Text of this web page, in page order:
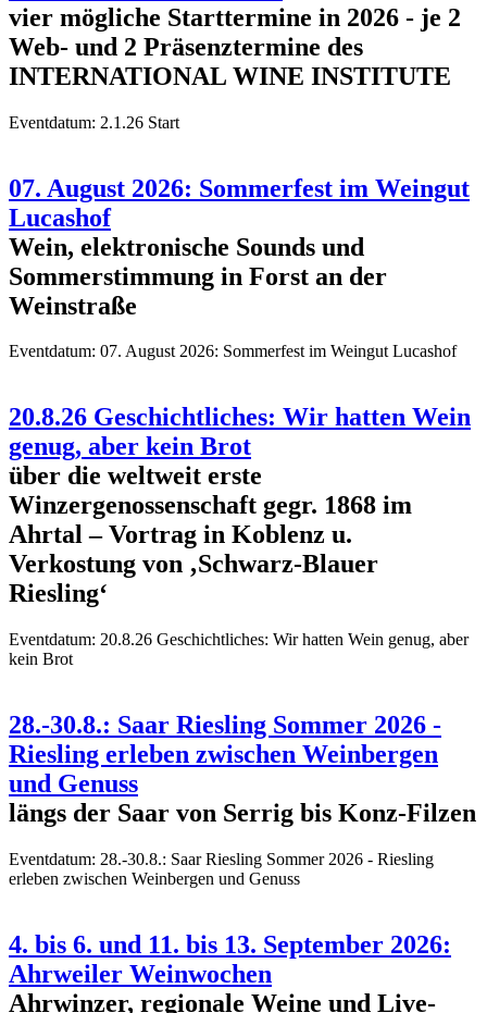
vier mögliche Starttermine in 2026 - je 2
Web- und 2 Präsenztermine des
INTERNATIONAL WINE INSTITUTE
Eventdatum: 2.1.26 Start
07. August 2026: Sommerfest im Weingut
Lucashof
Wein, elektronische Sounds und
Sommerstimmung in Forst an der
Weinstraße
Eventdatum: 07. August 2026: Sommerfest im Weingut Lucashof
20.8.26 Geschichtliches: Wir hatten Wein
genug, aber kein Brot
über die weltweit erste
Winzergenossenschaft gegr. 1868 im
Ahrtal – Vortrag in Koblenz u.
Verkostung von ‚Schwarz-Blauer
Riesling‘
Eventdatum: 20.8.26 Geschichtliches: Wir hatten Wein genug, aber
kein Brot
28.-30.8.: Saar Riesling Sommer 2026 -
Riesling erleben zwischen Weinbergen
und Genuss
längs der Saar von Serrig bis Konz-Filzen
Eventdatum: 28.-30.8.: Saar Riesling Sommer 2026 - Riesling
erleben zwischen Weinbergen und Genuss
4. bis 6. und 11. bis 13. September 2026:
Ahrweiler Weinwochen
Ahrwinzer, regionale Weine und Live-